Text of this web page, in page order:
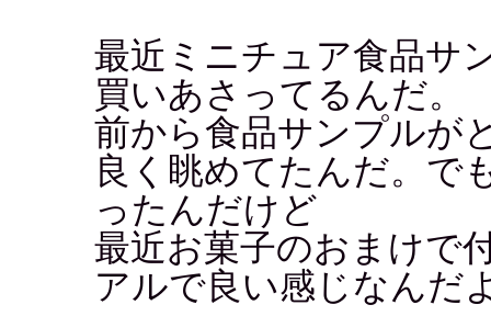
最近ミニチュア食品サ
買いあさってるんだ。
前から食品サンプルが
良く眺めてたんだ。で
ったんだけど
最近お菓子のおまけで
アルで良い感じなんだ